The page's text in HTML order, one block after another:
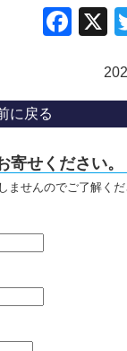
に戻る
せください。
ませんのでご了解く